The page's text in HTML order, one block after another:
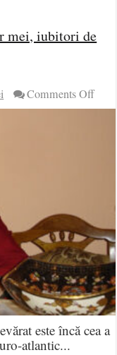
mei, iubitori de
Comments Offon
este încă cea a
atlantic...